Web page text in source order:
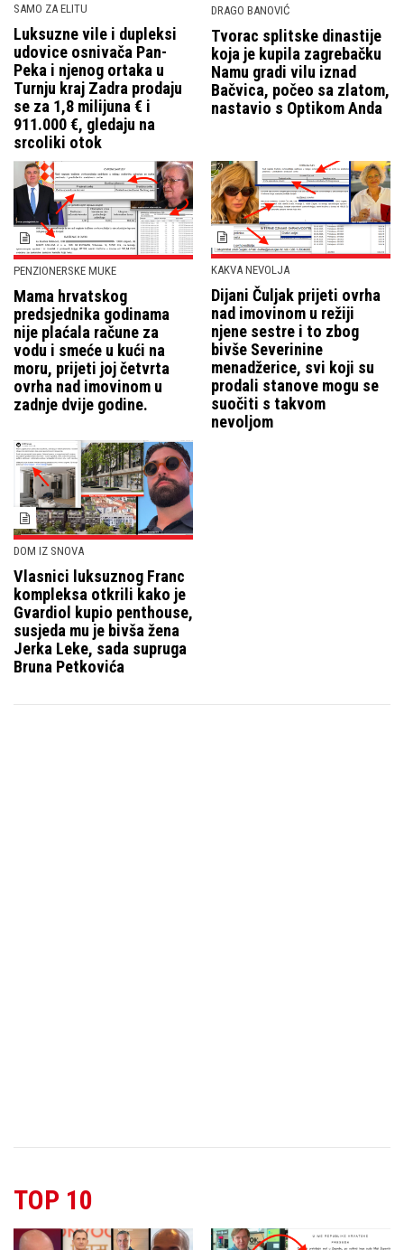
SAMO ZA ELITU
Luksuzne vile i dupleksi
udovice osnivača Pan-
Peka i njenog ortaka u
Turnju kraj Zadra prodaju
se za 1,8 milijuna € i
911.000 €, gledaju na
srcoliki otok
DRAGO BANOVIĆ
Tvorac splitske dinastije
koja je kupila zagrebačku
Namu gradi vilu iznad
Bačvica, počeo sa zlatom,
nastavio s Optikom Anda
PENZIONERSKE MUKE
Mama hrvatskog
predsjednika godinama
nije plaćala račune za
vodu i smeće u kući na
moru, prijeti joj četvrta
ovrha nad imovinom u
zadnje dvije godine.
KAKVA NEVOLJA
Dijani Čuljak prijeti ovrha
nad imovinom u režiji
njene sestre i to zbog
bivše Severinine
menadžerice, svi koji su
prodali stanove mogu se
suočiti s takvom
nevoljom
DOM IZ SNOVA
Vlasnici luksuznog Franc
kompleksa otkrili kako je
Gvardiol kupio penthouse,
susjeda mu je bivša žena
Jerka Leke, sada supruga
Bruna Petkovića
TOP 10